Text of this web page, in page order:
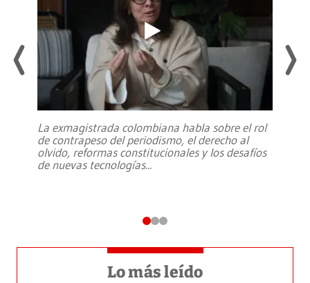
La exmagistrada colombiana habla sobre el rol
de contrapeso del periodismo, el derecho al
olvido, reformas constitucionales y los desafíos
de nuevas tecnologías...
Lo más leído